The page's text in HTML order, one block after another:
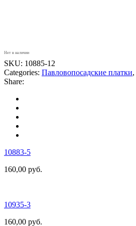
Нет в наличии
SKU: 10885-12
Categories: Павловопосадские платки,
Share:
10883-5
160,00 руб.
10935-3
160,00 руб.